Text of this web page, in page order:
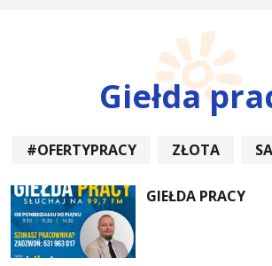
Giełda
#OFERTYPRACY ZŁOTA
GIEŁDA PRACY